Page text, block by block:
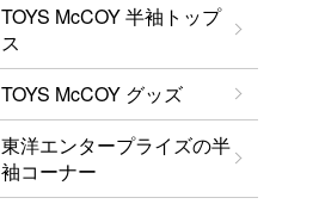
TOYS McCOY 半袖トップ
ス
TOYS McCOY グッズ
東洋エンタープライズの半
袖コーナー